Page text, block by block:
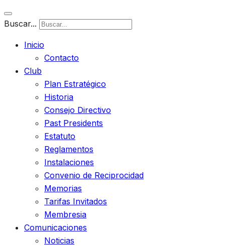
Buscar...
Inicio
Contacto
Club
Plan Estratégico
Historia
Consejo Directivo
Past Presidents
Estatuto
Reglamentos
Instalaciones
Convenio de Reciprocidad
Memorias
Tarifas Invitados
Membresia
Comunicaciones
Noticias